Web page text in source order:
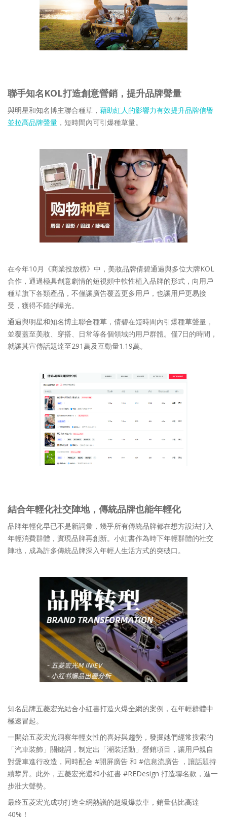
聯手知名KOL打造創意營銷，提升品牌聲量
與明星和知名博主聯合種草， 藉助紅人的影響力有效提升品牌信譽
並拉高品牌聲量 ，短時間內可引爆種草量。
在今年10月《商業投放榜》中，美妝品牌倩碧通過與多位大牌KOL
合作，通過極具創意劇情的短視頻中軟性植入品牌的形式，向用戶
種草旗下各類產品，不僅讓廣告覆蓋更多用戶，也讓用戶更易接
受，獲得不錯的曝光。
通過與明星和知名博主聯合種草，倩碧在短時間內引爆種草聲量，
並覆蓋至美妝、穿搭、日常等各個領域的用戶群體。僅7日的時間，
就讓其宣傳話題達至291萬及互動量1.19萬。
結合年輕化社交陣地，傳統品牌也能年輕化
品牌年輕化早已不是新詞彙，幾乎所有傳統品牌都在想方設法打入
年輕消費群體，實現品牌再創新。小紅書作為時下年輕群體的社交
陣地，成為許多傳統品牌深入年輕人生活方式的突破口。
知名品牌五菱宏光結合小紅書打造火爆全網的案例，在年輕群體中
極速冒起。
一開始五菱宏光洞察年輕女性的喜好與趨勢，發掘她們經常搜索的
「汽車裝飾」關鍵詞，制定出「潮裝活動」營銷項目，讓用戶親自
對愛車進行改造，同時配合 #開屏廣告 和 #信息流廣告 ，讓話題持
續攀昇。此外，五菱宏光還和小紅書 #REDesign 打造聯名款，進一
步壯大聲勢。
最終五菱宏光成功打造全網熱議的超級爆款車，銷量佔比高達
40%！